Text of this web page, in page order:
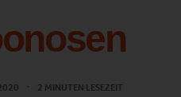
2 MINUTEN LESEZEIT